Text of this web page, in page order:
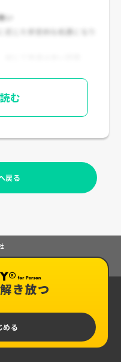
応じた安定的な処遇になり
む
戻る
き放つ
める